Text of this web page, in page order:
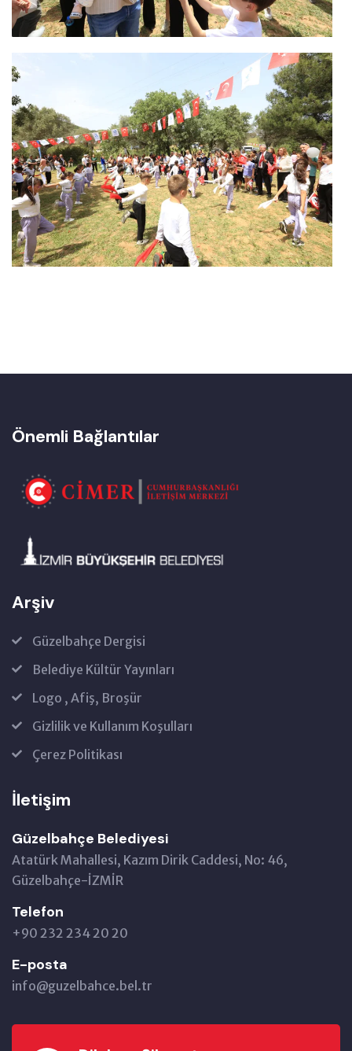
Önemli Bağlantılar
Arşiv
Güzelbahçe Dergisi
Belediye Kültür Yayınları
Logo , Afiş, Broşür
Gizlilik ve Kullanım Koşulları
Çerez Politikası
İletişim
Güzelbahçe Belediyesi
Atatürk Mahallesi, Kazım Dirik Caddesi, No: 46,
Güzelbahçe-İZMİR
Telefon
+90 232 234 20 20
E-posta
info@guzelbahce.bel.tr